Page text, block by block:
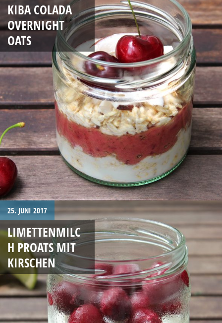
KIBA COLADA
OVERNIGHT
OATS
25. JUNI 2017
LIMETTENMILC
H PROATS MIT
KIRSCHEN